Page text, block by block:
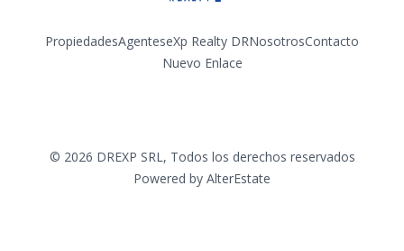
PropiedadesAgenteseXp Realty DRNosotrosContacto
Nuevo Enlace
© 2026 DREXP SRL, Todos los derechos reservados
Powered by AlterEstate